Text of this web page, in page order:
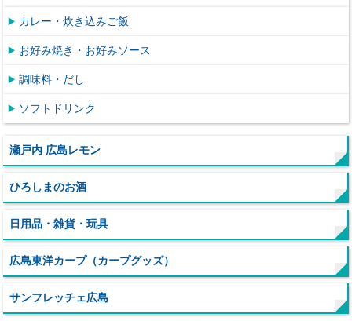
カレー・炊き込みご飯
お好み焼き・お好みソース
調味料・だし
ソフトドリンク
瀬戸内 広島レモン
ひろしまのお酒
日用品・雑貨・玩具
広島東洋カープ（カープグッズ）
サンフレッチェ広島